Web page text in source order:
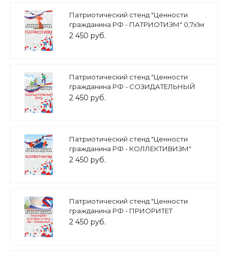
Патриотический стенд "Ценности
гражданина РФ - ПАТРИОТИЗМ" 0,7х1м
арт. 2450_12
2 450 руб.
Патриотический стенд "Ценности
гражданина РФ - СОЗИДАТЕЛЬНЫЙ
ТРУД" 0,7х1м арт. 2450_11
2 450 руб.
Патриотический стенд "Ценности
гражданина РФ - КОЛЛЕКТИВИЗМ"
0,7х1м арт. 2450_10
2 450 руб.
Патриотический стенд "Ценности
гражданина РФ - ПРИОРИТЕТ
ДУХОВНОГО НАД МАТЕРИАЛЬНЫМ"
2 450 руб.